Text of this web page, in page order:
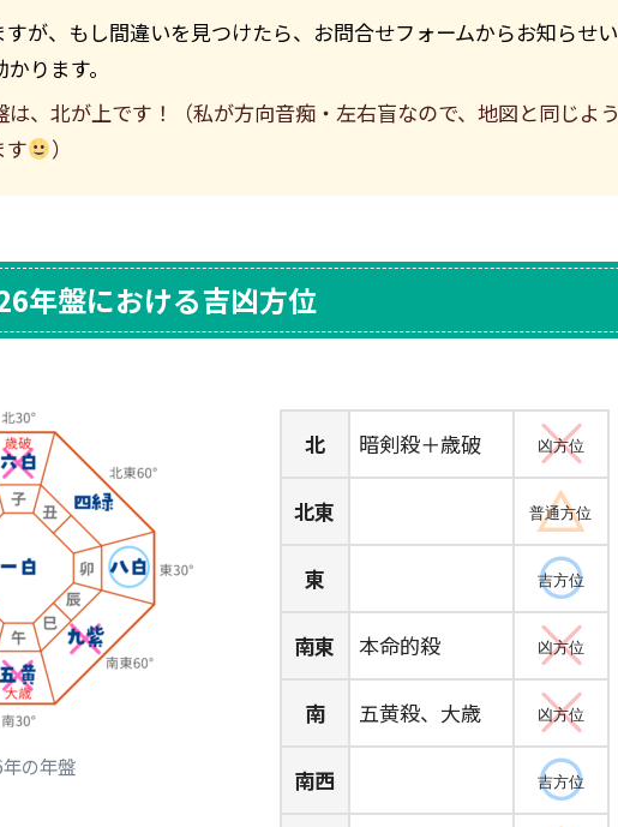
が、もし間違いを見つけたら、お問合せフォームからお知らせい
ります。
は、北が上です！（私が方向音痴・左右盲なので、地図と同じよう
す
）
年盤における吉凶方位
の年盤
北 暗剣殺＋歳破 凶方位
北東 普通方位
東 吉方位
南東 本命的殺 凶方位
南 五黄殺、大歳 凶方位
南西 吉方位